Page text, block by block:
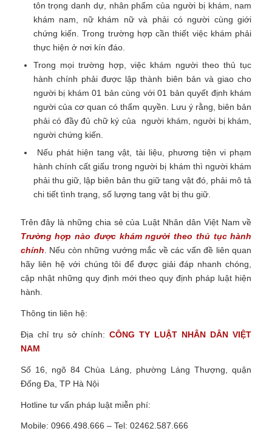
tôn trọng danh dự, nhân phẩm của người bị khám, nam
khám nam, nữ khám nữ và phải có người cùng giới
chứng kiến. Trong trường hợp cần thiết việc khám phải
thực hiện ở nơi kín đáo.
Trong mọi trường hợp, việc khám người theo thủ tục
hành chính phải được lập thành biên bản và giao cho
người bị khám 01 bản cùng với 01 bản quyết định khám
người của cơ quan có thẩm quyền. Lưu ý rằng, biên bản
phải có đầy đủ chữ ký của người khám, người bị khám,
người chứng kiến.
Nếu phát hiện tang vật, tài liệu, phương tiện vi phạm
hành chính cất giấu trong người bị khám thì người khám
phải thu giữ, lập biên bản thu giữ tang vật đó, phải mô tả
chi tiết tình trạng, số lượng tang vật bị thu giữ.
Trên đây là những chia sẻ của Luật Nhân dân Việt Nam về
Trường hợp nào được khám người theo thủ tục hành
chính
Nếu còn những vướng mắc về các vấn đề liên quan
hãy liên hệ với chúng tôi để được giải đáp nhanh chóng,
cập nhật những quy định mới theo quy định pháp luật hiện
hành.
Thông tin liên hệ:
Địa chỉ trụ sở chính: CÔNG TY LUẬT NHÂN DÂN VIỆT
NAM
Số 16, ngõ 84 Chùa Láng, phường Láng Thượng, quận
Đống Đa, TP Hà Nội
Hotline tư vấn pháp luật miễn phí:
Mobile: 0966.498.666 – Tel: 02462.587.666